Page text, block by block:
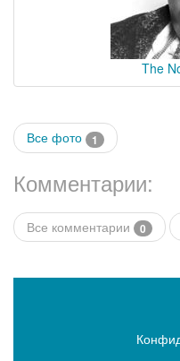
The
Все фото 1
Комментарии:
Все комментарии 0